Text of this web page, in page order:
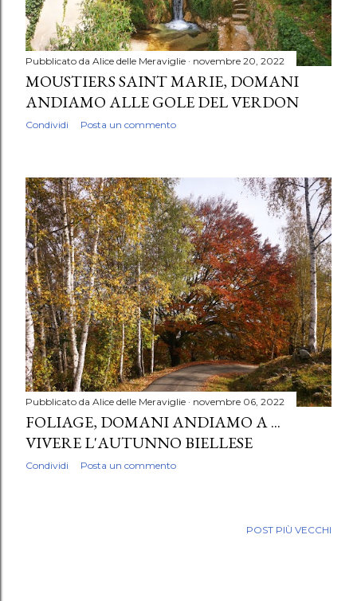
Pubblicato da Alice delle Meraviglie novembre 20, 2022
MOUSTIERS SAINT MARIE, DOMANI
ANDIAMO ALLE GOLE DEL VERDON
Condividi Posta un commento
Pubblicato da Alice delle Meraviglie novembre 06, 2022
FOLIAGE, DOMANI ANDIAMO A ...
VIVERE L'AUTUNNO BIELLESE
Condividi Posta un commento
POST PIÙ VECCHI